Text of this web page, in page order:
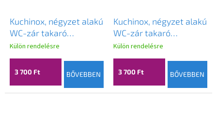
Kuchinox, négyzet alakú
WC-zár takaró
54x54x10 mm, króm,
LAV-LK4_503A
Külön rendelésre
3 700 Ft BŐVEBBEN
Kuchinox, négyzet alakú
WC-zár takaró
52x52x10 mm, patinás,
LAV-LK2_403B
Külön rendelésre
3 700 Ft BŐVEBBEN